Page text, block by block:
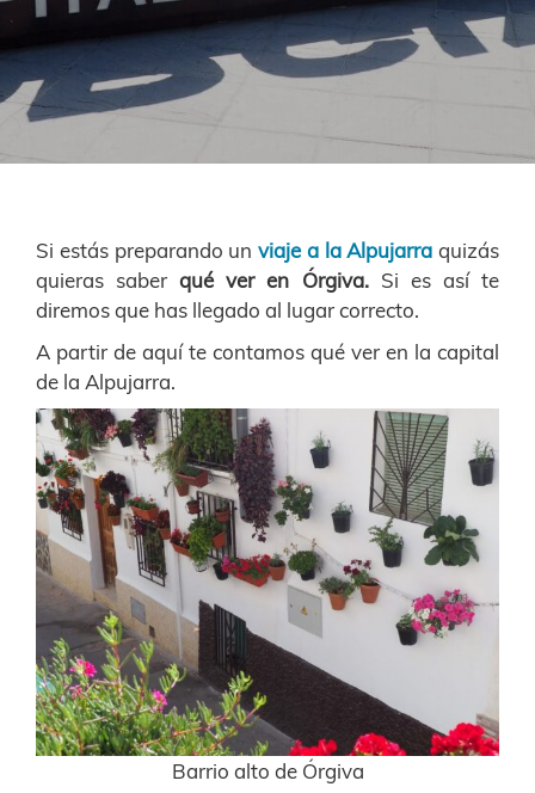
Si estás preparando un viaje a la Alpujarra quizás
quieras saberqué ver en Órgiva.Si es así te
diremos que has llegado al lugar correcto.
A partir de aquí te contamos qué ver en la capital
de la Alpujarra.
Barrio alto de Órgiva